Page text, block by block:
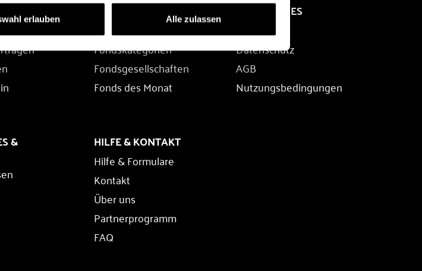
erlauben Alle zulassen
FONDS
Fondssuche
Fondskategorien
Fondsgesellschaften
Fonds des Monat
RECHTLICHES
Impressum
Datenschutz
AGB
Nutzungsbedingungen
& HILFE & KONTAKT
Hilfe & Formulare
Kontakt
Über uns
Partnerprogramm
FAQ